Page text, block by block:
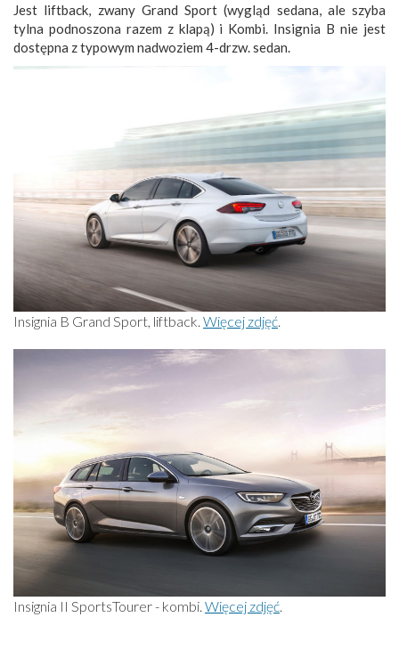
Jest liftback, zwany Grand Sport (wygląd sedana, ale szyba
tylna podnoszona razem z klapą) i Kombi. Insignia B nie jest
dostępna z typowym nadwoziem 4-drzw. sedan.
Insignia B Grand Sport, liftback. Więcej zdjęć
Insignia II SportsTourer - kombi. Więcej zdjęć.